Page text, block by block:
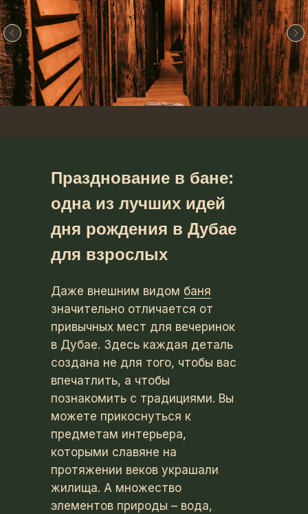
Празднование в бане:
одна из лучших идей
дня рождения в Дубае
для взрослых
Даже внешним видом баня
значительно отличается от
привычных мест для вечеринок
в Дубае. Здесь каждая деталь
создана не для того, чтобы вас
впечатлить, а чтобы
познакомить с традициями. Вы
можете прикоснуться к
предметам интерьера,
которыми славяне на
протяжении веков украшали
жилища. А множество
элементов природы – вода,